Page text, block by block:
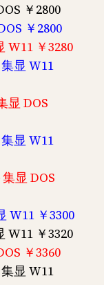
￥2800
￥2800
W11 ￥3280
集显 W11
显 DOS
集显 W11
集显 DOS
W11 ￥3300
W11 ￥3320
￥3360
集显 W11